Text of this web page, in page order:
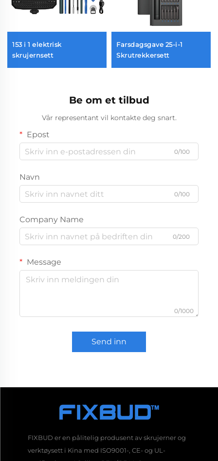
153 i 1 elektrisk
skrujernsett
Farsdagsgave 25-i-1
Skrutrekkersett
Be om et tilbud
Vår representant vil kontakte deg snart.
Epost
0/100
Navn
0/100
Company Name
0/200
Message
0/1000
Send inn
FIXBUD er en pålitelig produsent av skrujerner og
verktøysett i Kina med ISO9001-, CE- og UL-